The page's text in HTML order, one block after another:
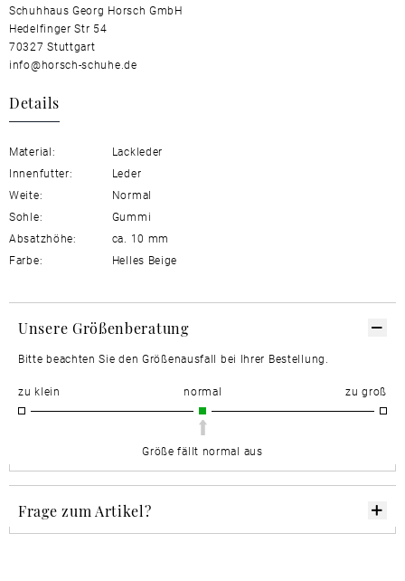
Schuhhaus Georg Horsch GmbH
Hedelfinger Str 54
70327 Stuttgart
info@horsch-schuhe.de
Details
Material:
Lackleder
Innenfutter:
Leder
Weite:
Normal
Sohle:
Gummi
Absatzhöhe:
ca. 10 mm
Farbe:
Helles Beige
Unsere Größenberatung
Bitte beachten Sie den Größenausfall bei Ihrer Bestellung.
zu klein normal zu groß
Größe fällt normal aus
Frage zum Artikel?